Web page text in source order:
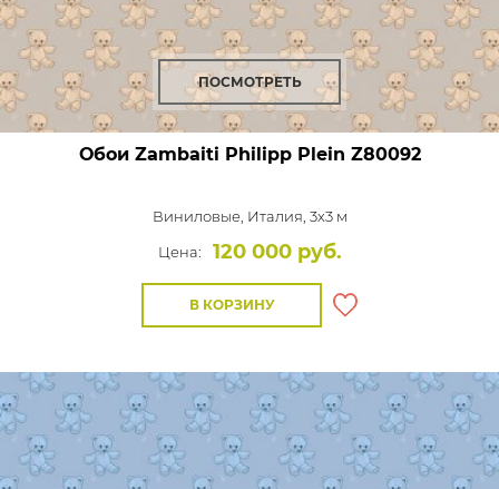
ПОСМОТРЕТЬ
Обои Zambaiti Philipp Plein Z80092
Виниловые, Италия, 3x3 м
Цена:
120 000 руб.
В КОРЗИНУ